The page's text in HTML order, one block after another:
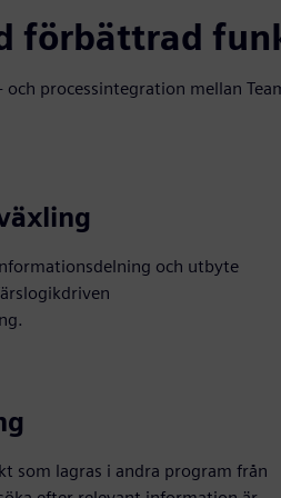
förbättrad
och processintegration mellan
och utbyte
som lagras i andra program från